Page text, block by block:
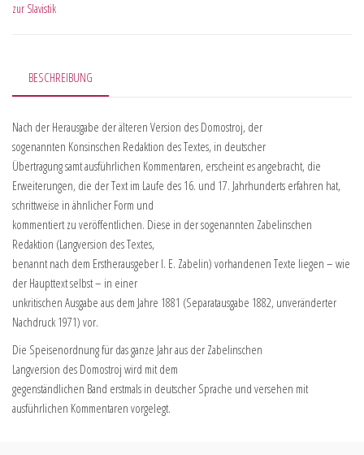
zur Slavistik
BESCHREIBUNG
Nach der Herausgabe der älteren Version des Domostroj, der
sogenannten Konsinschen Redaktion des Textes, in deutscher
Übertragung samt ausführlichen Kommentaren, erscheint es angebracht, die
Erweiterungen, die der Text im Laufe des 16. und 17. Jahrhunderts erfahren hat,
schrittweise in ähnlicher Form und
kommentiert zu veröffentlichen. Diese in der sogenannten Zabelinschen
Redaktion (Langversion des Textes,
benannt nach dem Erstherausgeber I. E. Zabelin) vorhandenen Texte liegen – wie
der Haupttext selbst – in einer
unkritischen Ausgabe aus dem Jahre 1881 (Separatausgabe 1882, unveränderter
Nachdruck 1971) vor.
Die Speisenordnung für das ganze Jahr aus der Zabelinschen
Langversion des Domostroj wird mit dem
gegenständlichen Band erstmals in deutscher Sprache und versehen mit
ausführlichen Kommentaren vorgelegt.